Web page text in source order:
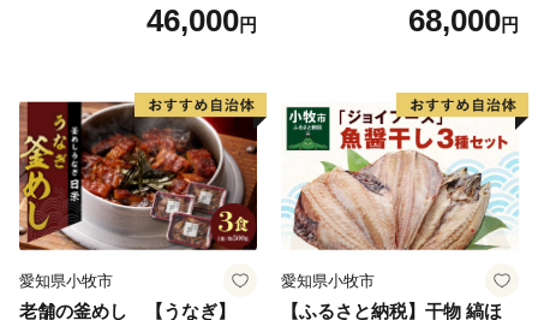
46,000円 68,000円
愛知県小牧市
老舗の釜めし 【うなぎ】
愛知県小牧市
【ふるさと納税】干物 縞ほ